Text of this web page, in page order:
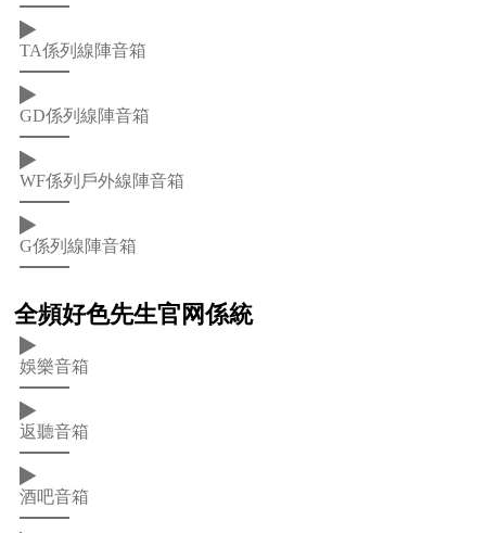
TA係列線陣音箱
GD係列線陣音箱
WF係列戶外線陣音箱
G係列線陣音箱
全頻好色先生官网係統
娛樂音箱
返聽音箱
酒吧音箱